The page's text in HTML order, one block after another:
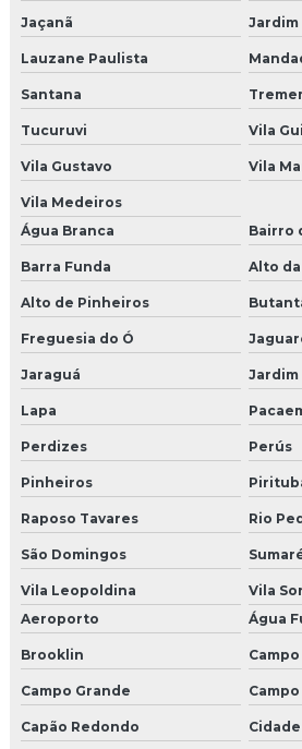
Controle de acesso em pernambuco
Empresa de alarme
Empresa de cabeamento
Empresa de câmeras e alarmes
Empresa cftv
Empresa cftv hikvision
Empresa de cftv em pernambuco
Empresa de cftv em recife
Empresa de controle de acesso
Empresa especializada em
Empresa de infraestrutura de rede
Empresa de instalação de câmeras e
Empresa de instalação de câmeras
Empresa de instalação de cerca
Empresa de instalação de cftv
Empresa de instalação de concertina
Jaçanã Jardim
Lauzane Paulista
Santana
Tucuruvi Vila
Vila Gustavo Vila
Vila Medeiros
Água Branca
Bairro
Barra Funda Alto da
Alto de Pinheiros
Freguesia do Ó
Jaraguá
Lapa
Perdizes Perús
Pinheiros
Raposo Tavares Rio
São Domingos
Vila Leopoldina
Vila
Aeroporto
Água
Brooklin
Campo Grande
Capão Redondo